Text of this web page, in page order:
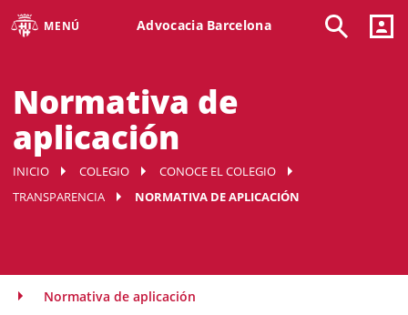
MENÚ Advocacia Barcelona
Normativa de
aplicación
INICIO COLEGIO
CONOCE EL COLEGIO
TRANSPARENCIA
NORMATIVA DE APLICACIÓN
Normativa de aplicación